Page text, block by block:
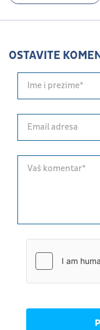
OSTAVITE